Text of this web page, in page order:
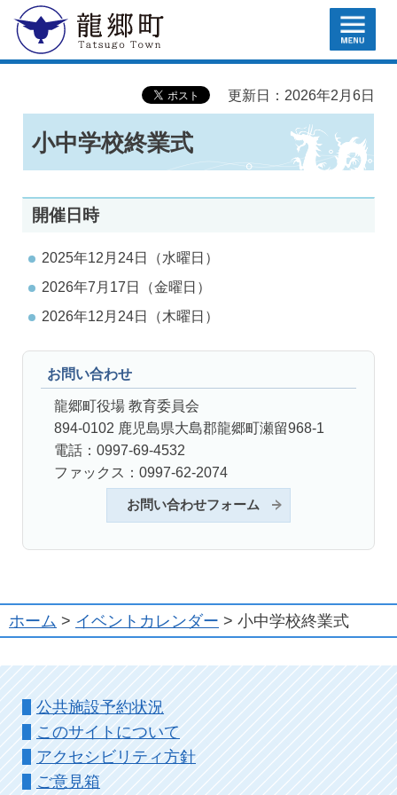
龍郷町 MENU
更新日：2026年2月6日
小中学校終業式
開催日時
2025年12月24日（水曜日）
2026年7月17日（金曜日）
2026年12月24日（木曜日）
お問い合わせ
龍郷町役場 教育委員会
894-0102 鹿児島県大島郡龍郷町瀬留968-1
電話：0997-69-4532
ファックス：0997-62-2074
お問い合わせフォーム
ホーム > イベントカレンダー > 小中学校終業式
公共施設予約状況
このサイトについて
アクセシビリティ方針
ご意見箱